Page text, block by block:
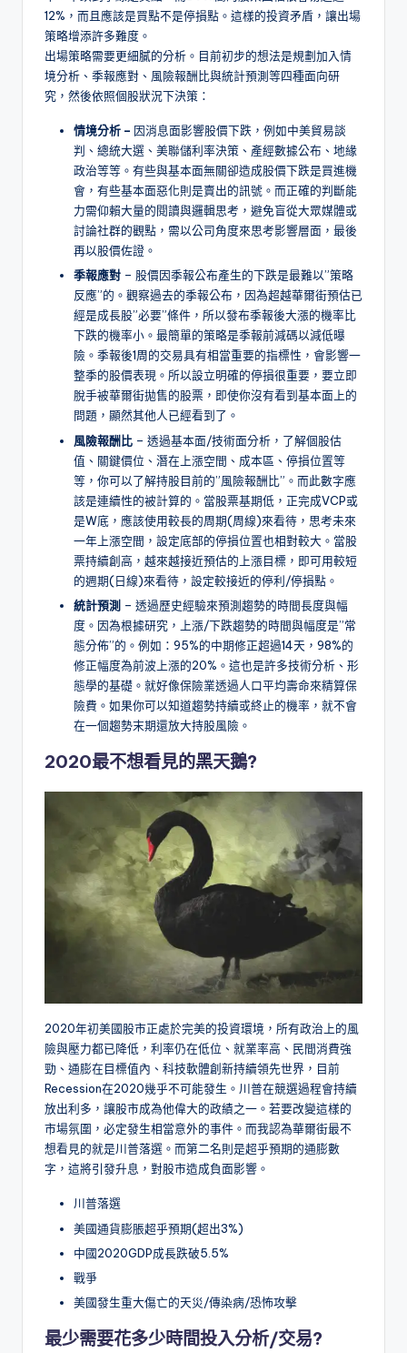
12%，而且應該是買點不是停損點。這樣的投資矛盾，讓出場
策略增添許多難度。
出場策略需要更細膩的分析。目前初步的想法是規劃加入情
境分析、季報應對、風險報酬比與統計預測等四種面向研
究，然後依照個股狀況下決策：
情境分析 – 因消息面影響股價下跌，例如中美貿易談
判、總統大選、美聯儲利率決策、產經數據公布、地緣
政治等等。有些與基本面無關卻造成股價下跌是買進機
會，有些基本面惡化則是賣出的訊號。而正確的判斷能
力需仰賴大量的閱讀與邏輯思考，避免盲從大眾媒體或
討論社群的觀點，需以公司角度來思考影響層面，最後
再以股價佐證。
季報應對 – 股價因季報公布產生的下跌是最難以”策略
反應”的。觀察過去的季報公布，因為超越華爾街預估已
經是成長股”必要”條件，所以發布季報後大漲的機率比
下跌的機率小。最簡單的策略是季報前減碼以減低曝
險。季報後1周的交易具有相當重要的指標性，會影響一
整季的股價表現。所以設立明確的停損很重要，要立即
脫手被華爾街拋售的股票，即使你沒有看到基本面上的
問題，顯然其他人已經看到了。
風險報酬比 – 透過基本面/技術面分析，了解個股估
值、關鍵價位、潛在上漲空間、成本區、停損位置等
等，你可以了解持股目前的”風險報酬比”。而此數字應
該是連續性的被計算的。當股票基期低，正完成VCP或
是W底，應該使用較長的周期(周線)來看待，思考未來
一年上漲空間，設定底部的停損位置也相對較大。當股
票持續創高，越來越接近預估的上漲目標，即可用較短
的週期(日線)來看待，設定較接近的停利/停損點。
統計預測 – 透過歷史經驗來預測趨勢的時間長度與幅
度。因為根據研究，上漲/下跌趨勢的時間與幅度是”常
態分佈”的。例如：95%的中期修正超過14天，98%的
修正幅度為前波上漲的20%。這也是許多技術分析、形
態學的基礎。就好像保險業透過人口平均壽命來精算保
險費。如果你可以知道趨勢持續或終止的機率，就不會
在一個趨勢末期還放大持股風險。
2020最不想看見的黑天鵝?
2020年初美國股市正處於完美的投資環境，所有政治上的風
險與壓力都已降低，利率仍在低位、就業率高、民間消費強
勁、通膨在目標值內、科技軟體創新持續領先世界，目前
Recession在2020幾乎不可能發生。川普在競選過程會持續
放出利多，讓股市成為他偉大的政績之一。若要改變這樣的
市場氛圍，必定發生相當意外的事件。而我認為華爾街最不
想看見的就是川普落選。而第二名則是超乎預期的通膨數
字，這將引發升息，對股市造成負面影響。
川普落選
美國通貨膨脹超乎預期(超出3%)
中國2020GDP成長跌破5.5%
戰爭
美國發生重大傷亡的天災/傳染病/恐怖攻擊
最少需要花多少時間投入分析/交易?